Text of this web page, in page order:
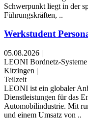
Schwerpunkt liegt in der
Führungskräften, ..
Werkstudent
05.08.2026 |
LEONI Bordnetz-
Kitzingen |
Teilzeit
LEONI ist ein globaler
Dienstleistungen für das
Automobilindustrie. Mit
und einem Umsatz von ..